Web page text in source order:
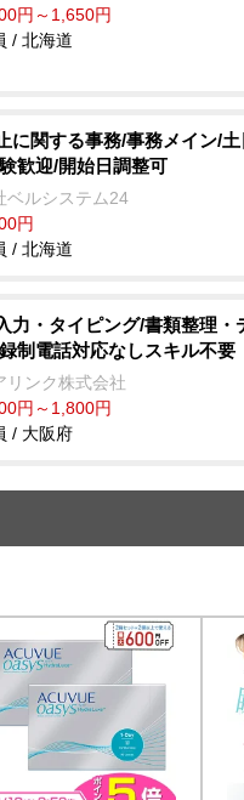
円～1,650円
/ 北海道
に関する事務/事務メイン/
歓迎/開始日調整可
ベルシステム24
円
/ 北海道
力・タイピング/書類整理・
制電話対応なしスキル不要
リンク株式会社
円～1,800円
/ 大阪府